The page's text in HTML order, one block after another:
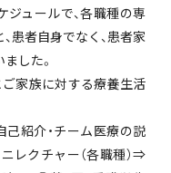
ュールで、各職種の専
患者自身でなく、患者家
した。
ご家族に対する療養生活
己紹介・チーム医療の説
クチャー（各職種）⇒